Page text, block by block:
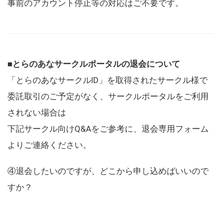
事前のアカウント停止等の対応はご不要です。
■とらのあなサークルポータルの退会について
「とらのあなサークルID」を取得されたサークル様で
委託取引のご予定がなく、サークルポータルをご利用
されない場合は
下記サークル向けQ&Aをご参考に、退会専用フォーム
よりご連絡ください。
④退会したいのですが、どこから申し込めばいいので
すか？